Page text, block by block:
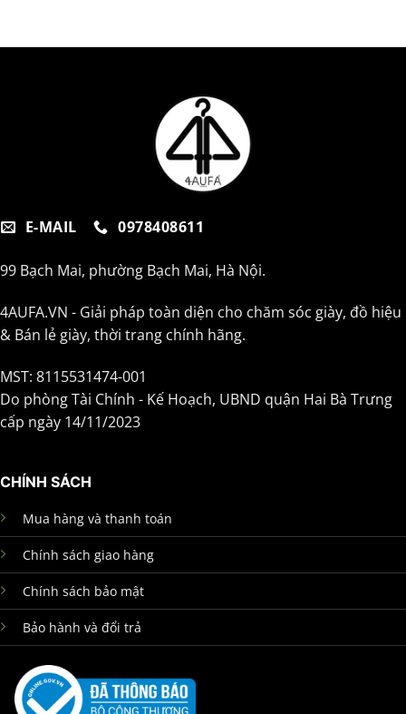
E-MAIL 0978408611
99 Bạch Mai, phường Bạch Mai, Hà Nội.
4AUFA.VN - Giải pháp toàn diện cho chăm sóc giày, đồ hiệu
& Bán lẻ giày, thời trang chính hãng.
MST: 8115531474-001
Do phòng Tài Chính - Kế Hoạch, UBND quận Hai Bà Trưng
cấp ngày 14/11/2023
CHÍNH SÁCH
Mua hàng và thanh toán
Chính sách giao hàng
Chính sách bảo mật
Bảo hành và đổi trả